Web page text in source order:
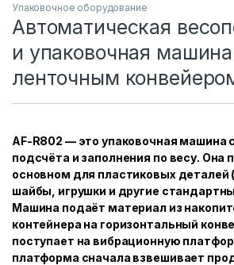
Упаковочное оборудование
Автоматическая
и упаковочная
ленточным
AF-R802 — это упаковочная машина
подсчёта и заполнения по весу. Она
основном для пластиковых деталей
шайбы, игрушки и другие
Машина подаёт материал из
контейнера на горизонтальный
поступает на вибрационную
платформа сначала взвешивает